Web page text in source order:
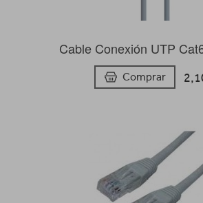
Cable Conexión UTP
Comprar